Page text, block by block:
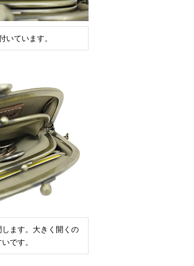
いています。
ます。大きく開くの
です。